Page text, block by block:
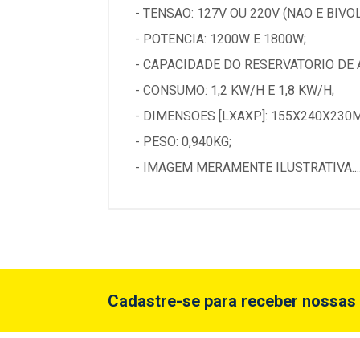
- TENSAO: 127V OU 220V (NAO E
- POTENCIA: 1200W E 1800W;
- CAPACIDADE DO RESERVATORIO DE
- CONSUMO: 1,2 KW/H E 1,8 KW/H;
- DIMENSOES [LXAXP]:
- PESO: 0,940KG;
- IMAGEM MERAMENTE
Cadastre-se para receber